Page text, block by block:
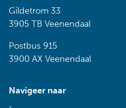
Gildetrom 33
3905 TB Veenendaal
Postbus 915
3900 AX Veenendaal
Navigeer naar